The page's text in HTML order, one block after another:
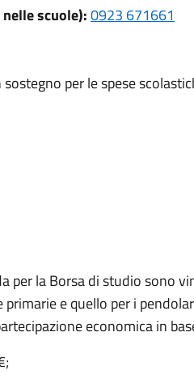
scuole):0923 671661
per le spese
per la Borsa di studio sono
e quello per i
economica in